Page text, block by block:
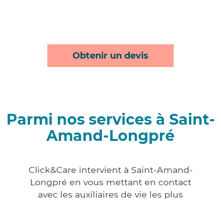
Obtenir un devis
Parmi nos services à Saint-
Amand-Longpré
Click&Care intervient à Saint-Amand-
Longpré en vous mettant en contact
avec les auxiliaires de vie les plus